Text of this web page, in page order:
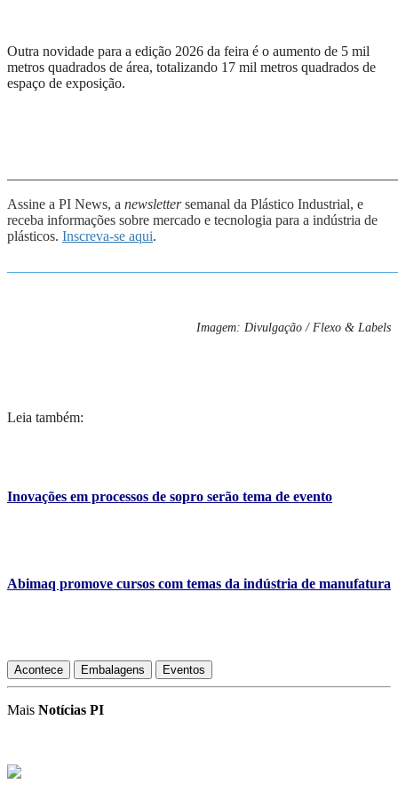
Outra novidade para a edição 2026 da feira é o aumento de 5 mil
metros quadrados de área, totalizando 17 mil metros quadrados de
espaço de exposição.
Assine a PI News, a newslettersemanal da Plástico Industrial, e
receba informações sobre mercado e tecnologia para a indústria de
plásticos. Inscreva-se aqui.
Imagem: Divulgação / Flexo & Labels
Leia também:
Inovações em processos de sopro serão tema de evento
Abimaq promove cursos com temas da indústria de manufatura
Acontece Embalagens Eventos
Mais Notícias PI